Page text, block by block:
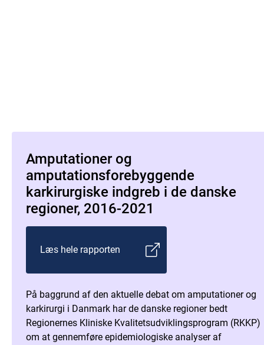
Amputationer og
amputationsforebyggende
karkirurgiske indgreb i de danske
regioner, 2016-2021
Læs hele rapporten
På baggrund af den aktuelle debat om amputationer og
karkirurgi i Danmark har de danske regioner bedt
Regionernes Kliniske Kvalitetsudviklingsprogram (RKKP)
om at gennemføre epidemiologiske analyser af